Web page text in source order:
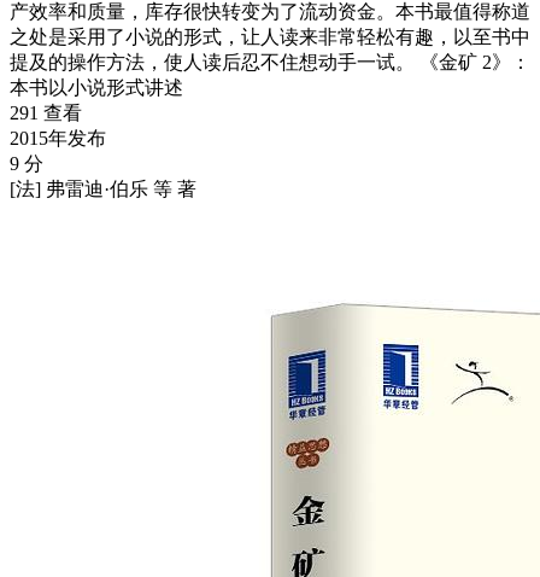
产效率和质量，库存很快转变为了流动资金。本书最值得称道
之处是采用了小说的形式，让人读来非常轻松有趣，以至书中
提及的操作方法，使人读后忍不住想动手一试。 《金矿 2》：
本书以小说形式讲述
291 查看
2015年发布
9 分
[法] 弗雷迪·伯乐 等 著